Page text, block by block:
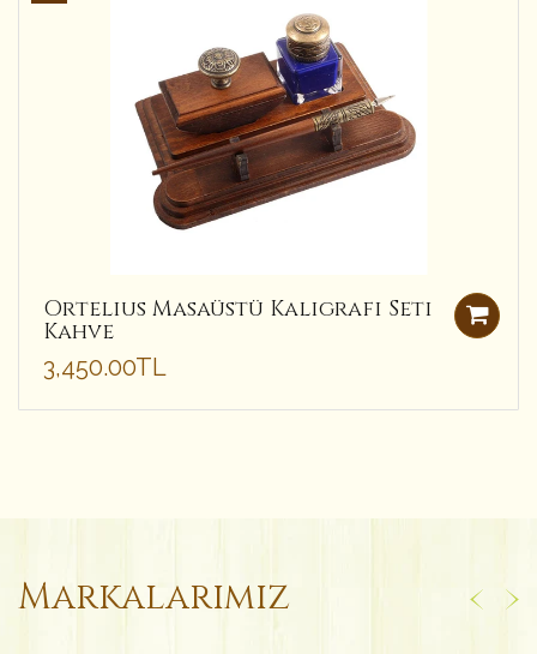
Ortelius Masaüstü Kaligrafi Seti
Kahve
3,450.00TL
Markalarımız